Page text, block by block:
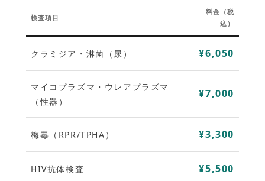
検査項目
料金（税
込）
クラミジア・淋菌（尿） ¥6,050
マイコプラズマ・ウレアプラズマ
（性器）
¥7,000
梅毒（RPR/TPHA） ¥3,300
HIV抗体検査 ¥5,500